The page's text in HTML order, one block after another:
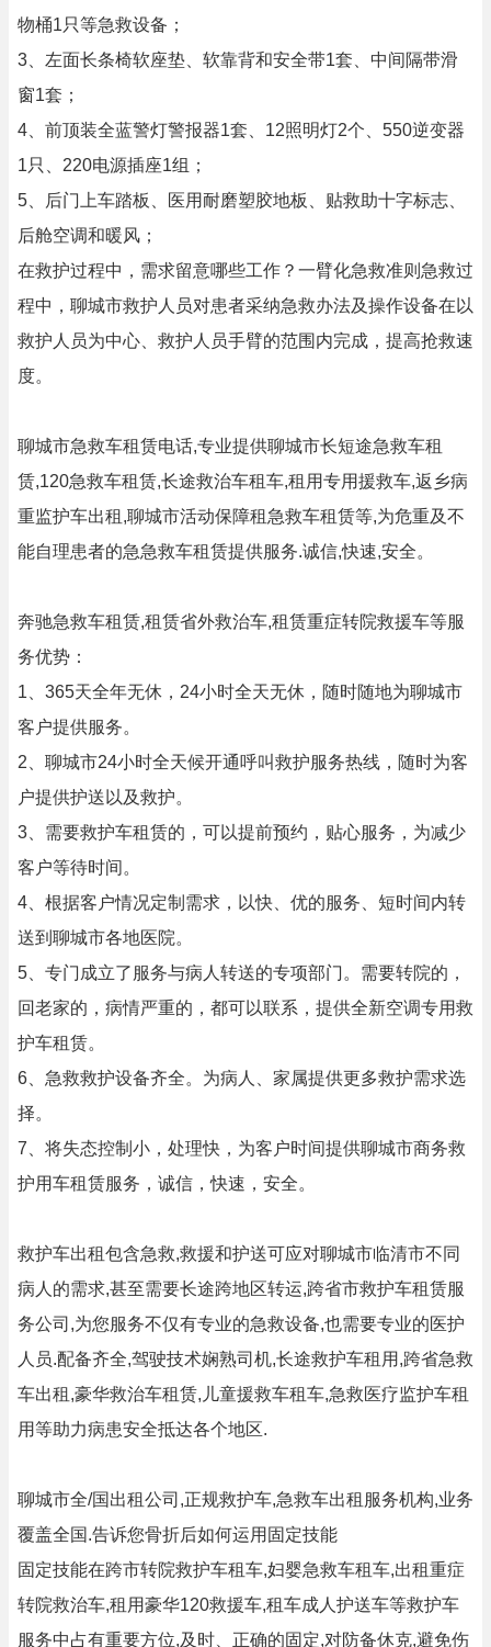
物桶1只等急救设备；
3、左面长条椅软座垫、软靠背和安全带1套、中间隔带滑
窗1套；
4、前顶装全蓝警灯警报器1套、12照明灯2个、550逆变器
1只、220电源插座1组；
5、后门上车踏板、医用耐磨塑胶地板、贴救助十字标志、
后舱空调和暖风；
在救护过程中，需求留意哪些工作？一臂化急救准则急救过
程中，聊城市救护人员对患者采纳急救办法及操作设备在以
救护人员为中心、救护人员手臂的范围内完成，提高抢救速
度。
聊城市急救车租赁电话,专业提供聊城市长短途急救车租
赁,120急救车租赁,长途救治车租车,租用专用援救车,返乡病
重监护车出租,聊城市活动保障租急救车租赁等,为危重及不
能自理患者的急急救车租赁提供服务.诚信,快速,安全。
奔驰急救车租赁,租赁省外救治车,租赁重症转院救援车等服
务优势：
1、365天全年无休，24小时全天无休，随时随地为聊城市
客户提供服务。
2、聊城市24小时全天候开通呼叫救护服务热线，随时为客
户提供护送以及救护。
3、需要救护车租赁的，可以提前预约，贴心服务，为减少
客户等待时间。
4、根据客户情况定制需求，以快、优的服务、短时间内转
送到聊城市各地医院。
5、专门成立了服务与病人转送的专项部门。需要转院的，
回老家的，病情严重的，都可以联系，提供全新空调专用救
护车租赁。
6、急救救护设备齐全。为病人、家属提供更多救护需求选
择。
7、将失态控制小，处理快，为客户时间提供聊城市商务救
护用车租赁服务，诚信，快速，安全。
救护车出租包含急救,救援和护送可应对聊城市临清市不同
病人的需求,甚至需要长途跨地区转运,跨省市救护车租赁服
务公司,为您服务不仅有专业的急救设备,也需要专业的医护
人员.配备齐全,驾驶技术娴熟司机,长途救护车租用,跨省急救
车出租,豪华救治车租赁,儿童援救车租车,急救医疗监护车租
用等助力病患安全抵达各个地区.
聊城市全/国出租公司,正规救护车,急救车出租服务机构,业务
覆盖全国.告诉您骨折后如何运用固定技能
固定技能在跨市转院救护车租车,妇婴急救车租车,出租重症
转院救治车,租用豪华120救援车,租车成人护送车等救护车
服务中占有重要方位,及时、正确的固定,对防备休克,避免伤